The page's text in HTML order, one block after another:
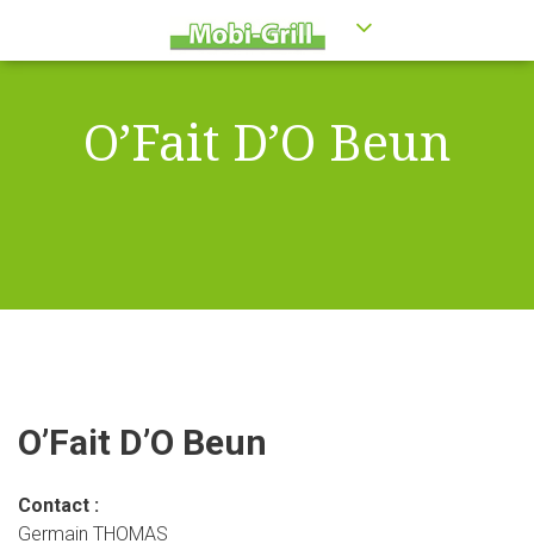
O’Fait D’O Beun
O’Fait D’O Beun
Contact :
Germain THOMAS